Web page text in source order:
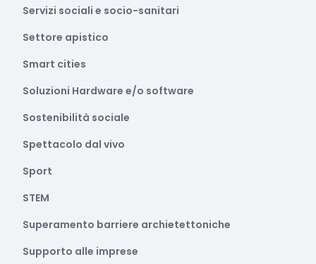
Servizi sociali e socio-sanitari
Settore apistico
Smart cities
Soluzioni Hardware e/o software
Sostenibilità sociale
Spettacolo dal vivo
Sport
STEM
Superamento barriere archietettoniche
Supporto alle imprese